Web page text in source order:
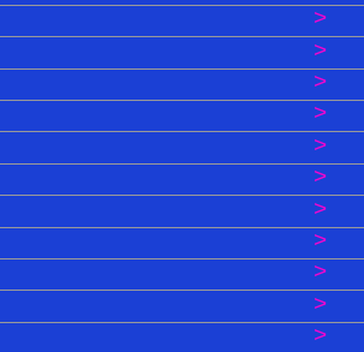
>
>
>
>
>
>
>
>
>
>
>